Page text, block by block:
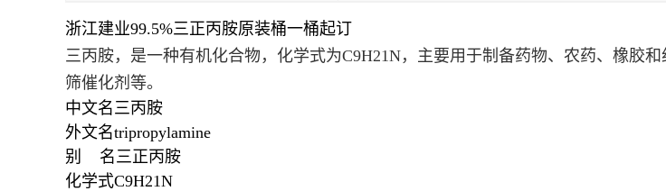
浙江建业99.5%三正丙胺原装桶一桶起订
三丙胺，是一种有机化合物，化学式为C9H21N，主要用于制备药物、农药、橡胶
筛催化剂等。
中文名三丙胺
外文名tripropylamine
别 名三正丙胺
化学式C9H21N